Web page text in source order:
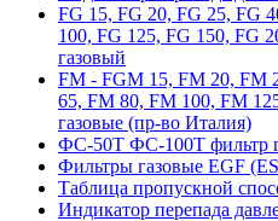
FG 15, FG 20, FG 25, FG
100, FG 125, FG 150, FG
газовый
FM - FGM 15, FM 20, FM
65, FM 80, FM 100, FM
газовые (пр-во Италия)
ФС-50Т ФС-100Т фильтр
Фильтры газовые EGF
Таблица пропускной
Индикатор перепада